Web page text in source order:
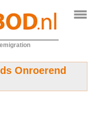
emigration
Onroerend